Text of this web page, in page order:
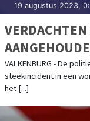
19 augustus 2023,
VALKENBURG - De
steekincident in een
het [...]